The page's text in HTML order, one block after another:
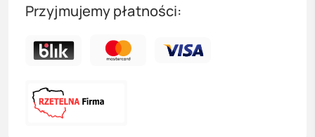
Przyjmujemy płatności: